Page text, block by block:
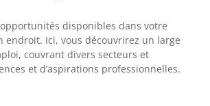
disponibles dans votre
endroit. Ici, vous découvrirez un large
couvrant divers secteurs et
et d’aspirations professionnelles.